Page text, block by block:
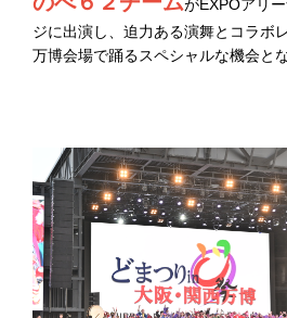
がEXPOアリ
ジに出演し、迫力ある演舞とコラボ
万博会場で踊るスペシャルな機会と